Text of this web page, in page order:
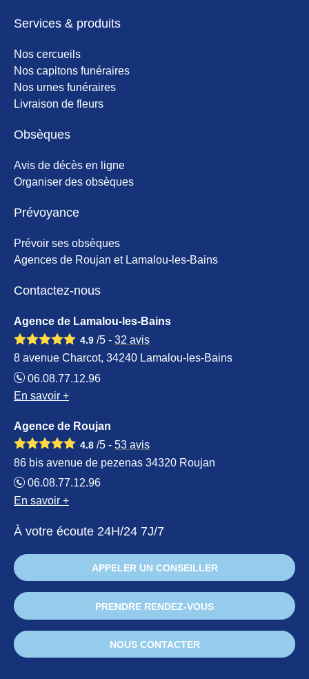
Services & produits
Nos cercueils
Nos capitons funéraires
Nos urnes funéraires
Livraison de fleurs
Obsèques
Avis de décès en ligne
Organiser des obsèques
Prévoyance
Prévoir ses obsèques
Agences de Roujan et Lamalou-les-Bains
Contactez-nous
Agence de Lamalou-les-Bains
4.9 /5 - 32 avis
8 avenue Charcot, 34240 Lamalou-les-Bains
06.08.77.12.96
En savoir +
Agence de Roujan
4.8 /5 - 53 avis
86 bis avenue de pezenas 34320 Roujan
06.08.77.12.96
En savoir +
À votre écoute 24H/24 7J/7
APPELER UN CONSEILLER
PRENDRE RENDEZ-VOUS
NOUS CONTACTER